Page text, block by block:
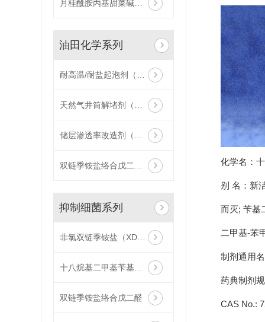
月桂酰胺丙基甜菜碱（ZJ008-L）
油田化学系列
耐高温/耐盐起泡剂（WZJ013-H）
天然气井筒解堵剂（WZJ017）
储层渗透率改造剂（WZJ016）
双链季铵盐络合戊二醛（XD025）
抑制细菌系列
非氯双链季铵盐（XD013-L）
十八烷基二甲基苄基氯化铵（1827）ZJ012
双链季铵盐络合戊二醛
化学名：
别 名：新
而灭; 苄基
二甲基-苯
制剂通用
药典制剂
CAS No.: